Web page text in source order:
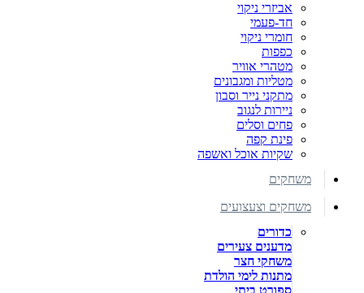
אביזרי ניקוי
חד-פעמי
חומרי ניקוי
כפפות
מטהרי אוויר
מטליות ומגבונים
מתקני נייר וסבון
ניירות לנגוב
פחים וסלים
פינת קפה
שקיות אוכל ואשפה
משחקים
משחקים וצעצועים
כדורים
מדענים צעירים
משחקי חצר
מתנות לימי הולדת
ספורט ביתי